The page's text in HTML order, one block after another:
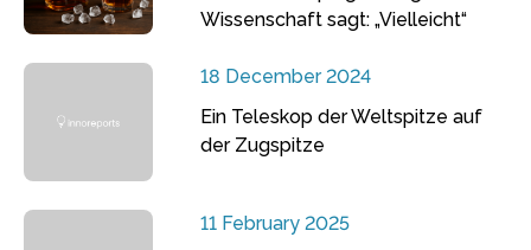
Wissenschaft sagt: „Vielleicht“
18 December 2024
Ein Teleskop der Weltspitze auf
der Zugspitze
11 February 2025